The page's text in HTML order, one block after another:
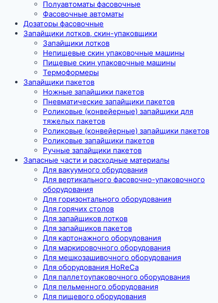
Полуавтоматы фасовочные
Фасовочные автоматы
Дозаторы фасовочные
Запайщики лотков, скин-упаковщики
Запайщики лотков
Непищевые скин упаковочные машины
Пищевые скин упаковочные машины
Термоформеры
Запайщики пакетов
Ножные запайщики пакетов
Пневматические запайщики пакетов
Роликовые (конвейерные) запайщики для
тяжелых пакетов
Роликовые (конвейерные) запайщики пакетов
Роликовые запайщики пакетов
Ручные запайщики пакетов
Запасные части и расходные материалы
Для вакуумного обрудования
Для вертикального фасовочно-упаковочного
оборудования
Для горизонтального оборудования
Для горячих столов
Для запайщиков лотков
Для запайщиков пакетов
Для картонажного оборудования
Для маркировочного оборудования
Для мешкозашивочного оборудования
Для оборудования HoReCa
Для паллетоупаковочного оборудования
Для пельменного оборудования
Для пищевого оборудования